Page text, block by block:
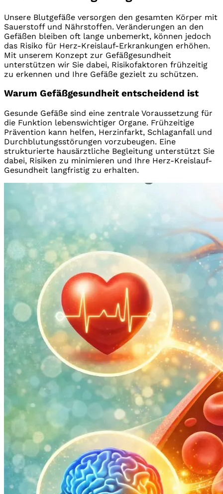
Unsere Blutgefäße versorgen den gesamten Körper mit
Sauerstoff und Nährstoffen. Veränderungen an den
Gefäßen bleiben oft lange unbemerkt, können jedoch
das Risiko für Herz-Kreislauf-Erkrankungen erhöhen.
Mit unserem Konzept zur Gefäßgesundheit
unterstützen wir Sie dabei, Risikofaktoren frühzeitig
zu erkennen und Ihre Gefäße gezielt zu schützen.
Warum Gefäßgesundheit entscheidend ist
Gesunde Gefäße sind eine zentrale Voraussetzung für
die Funktion lebenswichtiger Organe. Frühzeitige
Prävention kann helfen, Herzinfarkt, Schlaganfall und
Durchblutungsstörungen vorzubeugen. Eine
strukturierte hausärztliche Begleitung unterstützt Sie
dabei, Risiken zu minimieren und Ihre Herz-Kreislauf-
Gesundheit langfristig zu erhalten.